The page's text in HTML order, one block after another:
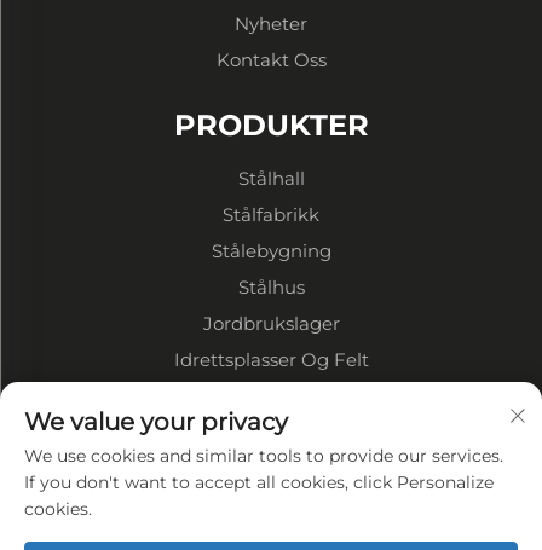
Nyheter
Kontakt Oss
PRODUKTER
Stålhall
Stålfabrikk
Stålebygning
Stålhus
Jordbrukslager
Idrettsplasser Og Felt
OM BEDRIFTEN
Bedriftsprofil
We value your privacy
We use cookies and similar tools to provide our services.
If you don't want to accept all cookies, click Personalize
cookies.